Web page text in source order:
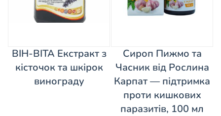
ВІН-ВІТА Екстракт з
кісточок та шкірок
винограду
Сироп Пижмо та
Часник від Рослина
Карпат — підтримка
проти кишкових
паразитів, 100 мл